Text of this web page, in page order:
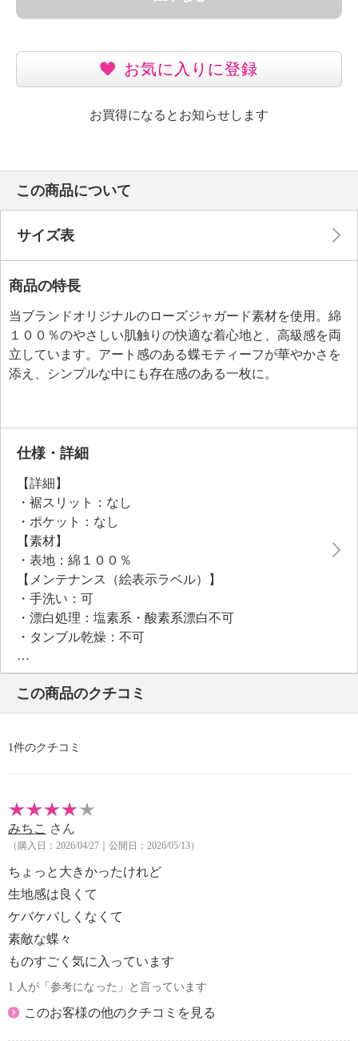
お気に入りに登録
お買得になるとお知らせします
この商品について
サイズ表
商品の特長
当ブランドオリジナルのローズジャガード素材を使用。綿
１００％のやさしい肌触りの快適な着心地と、高級感を両
立しています。アート感のある蝶モティーフが華やかさを
添え、シンプルな中にも存在感のある一枚に。
仕様・詳細
【詳細】
・裾スリット：なし
・ポケット：なし
【素材】
・表地：綿１００％
【メンテナンス（絵表示ラベル）】
・手洗い：可
・漂白処理：塩素系・酸素系漂白不可
・タンブル乾燥：不可
・自然乾燥：日陰の吊り干し
・アイロン仕上げ：可（低温）
・ドライクリーニング：不可
・ウエットクリーニング：不可
・個体差あり
【原産国（地）】
この商品のクチコミ
1件のクチコミ
みちこ さん
（購入日：2026/04/27｜公開日：2026/05/13）
ちょっと大きかったけれど
生地感は良くて
ケバケバしくなくて
素敵な蝶々
ものすごく気に入っています
1 人が「参考になった」と言っています
このお客様の他のクチコミを見る